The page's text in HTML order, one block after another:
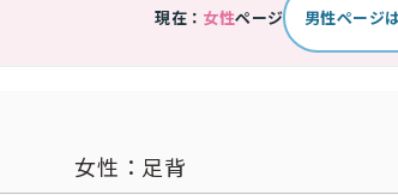
現在： 女性ページ 男性ページ
女性：足背